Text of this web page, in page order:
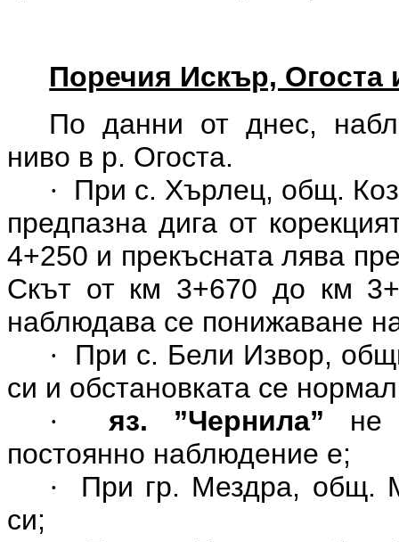
Поречия Искър, Огоста
По данни от днес,
ниво в р. Огоста.
·
При с. Хърлец, общ.
предпазна дига от
4+250 и прекъсната лява
Скът от км 3+670 до км
наблюдава се понижаване
·
При с. Бели Извор,
си и обстановката се
· яз. ”Чернила” не
постоянно наблюдение е;
·
При гр. Мездра, общ.
си;